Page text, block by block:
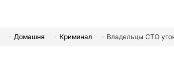
Домашня Криминал Владельцы СТО